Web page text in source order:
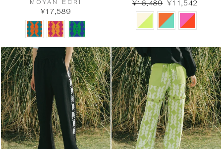
MOYAN ECRI
¥17,589
¥16,489 ¥11,542